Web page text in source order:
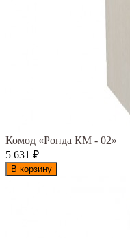
Комод «Ронда КМ - 02»
5 631
₽
В корзину